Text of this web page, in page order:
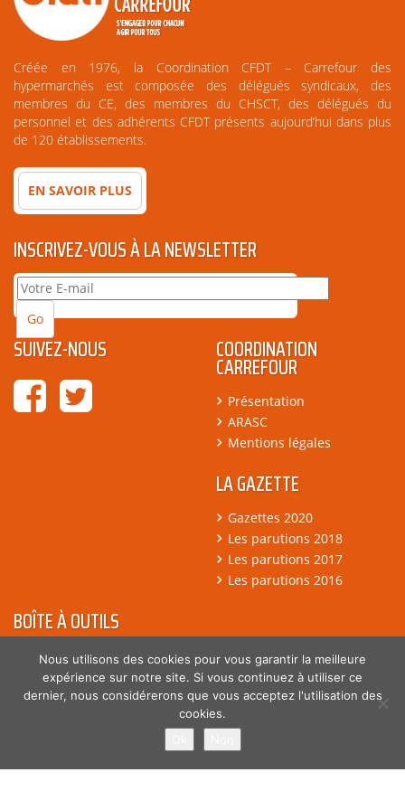
Créée en 1976, la Coordination CFDT – Carrefour des
hypermarchés est composée des délégués syndicaux, des
membres du CE, des membres du CHSCT, des délégués du
personnel et des adhérents CFDT présents aujourd’hui dans plus
de 120 établissements.
EN SAVOIR PLUS
INSCRIVEZ-VOUS À LA NEWSLETTER
SUIVEZ-NOUS COORDINATION
CARREFOUR
Présentation
ARASC
Mentions légales
LA GAZETTE
Gazettes 2020
Les parutions 2018
Les parutions 2017
Les parutions 2016
BOÎTE À OUTILS
Flash Info
Accords
Année 2021
Nous utilisons des cookies pour vous garantir la meilleure
expérience sur notre site. Si vous continuez à utiliser ce
dernier, nous considérerons que vous acceptez l'utilisation des
cookies.